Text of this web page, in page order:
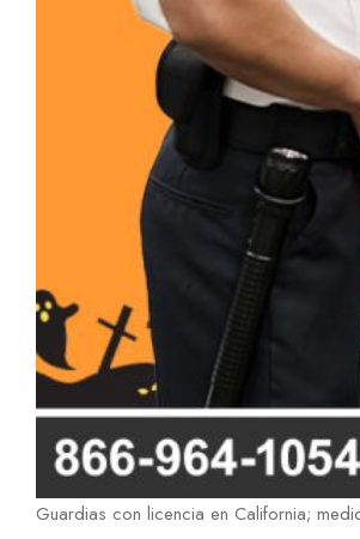
Guardias con licencia en California;